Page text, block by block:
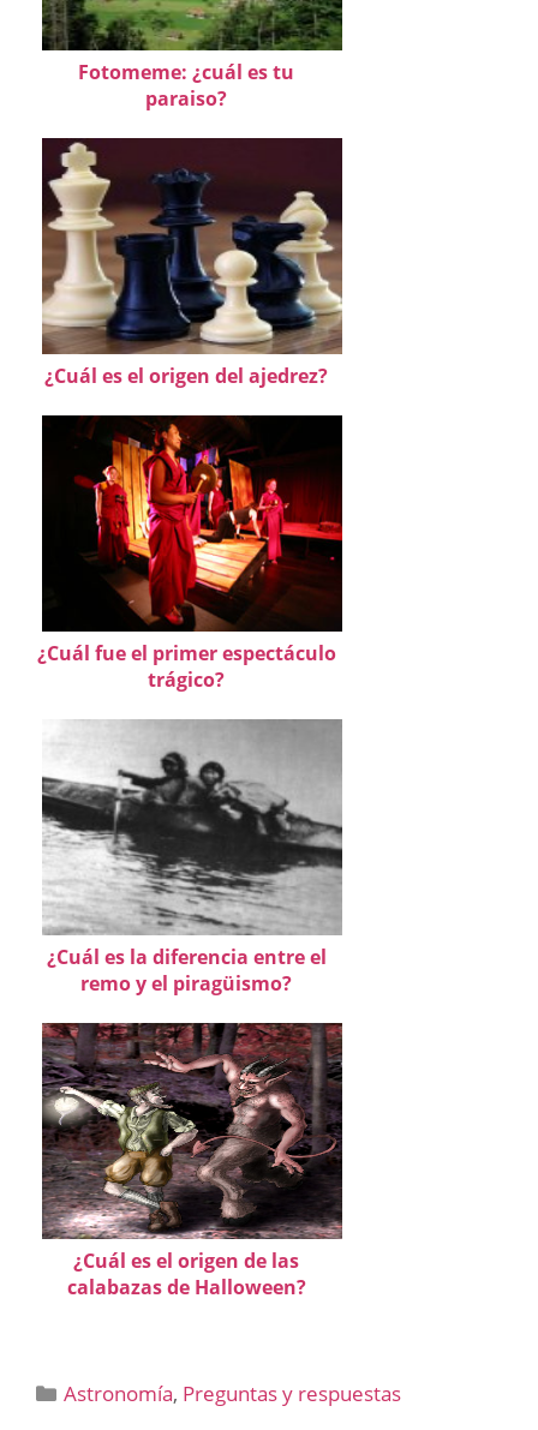
Fotomeme: ¿cuál es tu
paraiso?
¿Cuál es el origen del ajedrez?
¿Cuál fue el primer espectáculo
trágico?
¿Cuál es la diferencia entre el
remo y el piragüismo?
¿Cuál es el origen de las
calabazas de Halloween?
Categorías
Astronomía, Preguntas y respuestas